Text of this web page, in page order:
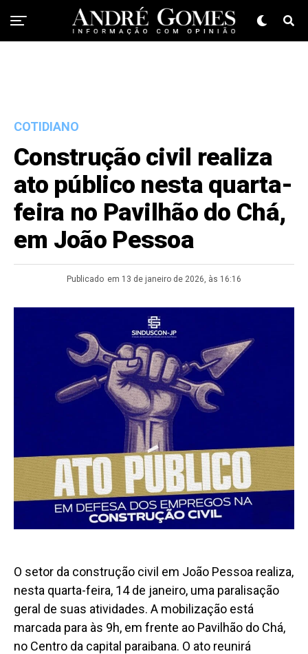
COTIDIANO
Construção civil realiza
ato público nesta quarta-
feira no Pavilhão do Chá,
em João Pessoa
Publicado em 13 de janeiro de 2026, às 16:16
O setor da construção civil em João Pessoa realiza,
nesta quarta-feira, 14 de janeiro, uma paralisação
geral de suas atividades. A mobilização está
marcada para às 9h, em frente ao Pavilhão do Chá,
no Centro da capital paraibana. O ato reunirá